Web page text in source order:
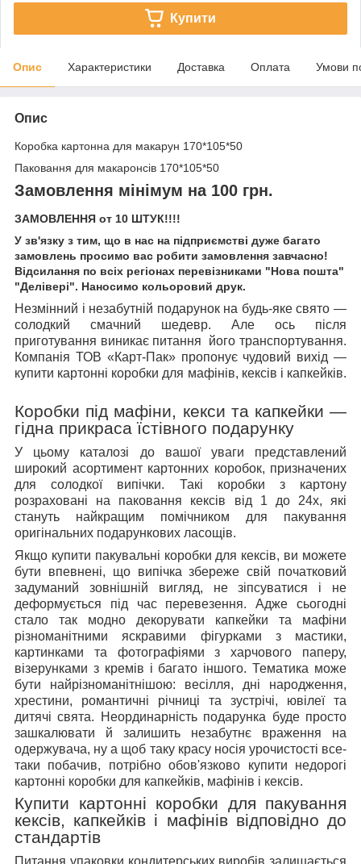
Купити
Опис Характеристики Доставка Оплата Умови
Опис
Коробка картонна для макарун 170*105*50
Паковання для макаронсів 170*105*50
Замовлення мінімум на 100 грн.
ЗАМОВЛЕННЯ от 10 ШТУК!!!!
У зв'язку з тим, що в нас на підприємстві дуже багато
замовлень просимо вас робити замовлення завчасно!
Відсилання по всіх регіонах перевізниками "Нова пошта"
"Делівері". Наносимо кольоровий друк.
Незмінний і незабутній подарунок на будь-яке свято —
солодкий смачний шедевр. Але ось після
приготування виникає питання його транспортування.
Компанія ТОВ «Карт-Пак» пропонує чудовий вихід —
купити картонні коробки для мафінів, кексів і капкейків.
Коробки під мафіни, кекси та капкейки —
гідна прикраса їстівного подарунку
У цьому каталозі до вашої уваги представлений
широкий асортимент картонних коробок, призначених
для солодкої випічки. Такі коробки з картону
розраховані на паковання кексів від 1 до 24х, які
стануть найкращим помічником для пакування
оригінальних подарункових ласощів.
Якщо купити пакувальні коробки для кексів, ви можете
бути впевнені, що випічка збереже свій початковий
задуманий зовнішній вигляд, не зіпсуватися і не
деформується під час перевезення. Адже сьогодні
стало так модно декорувати капкейки та мафіни
різноманітними яскравими фігурками з мастики,
картинками та фотографіями з харчового паперу,
візерунками з кремів і багато іншого. Тематика може
бути найрізноманітнішою: весілля, дні народження,
хрестини, романтичні річниці та зустрічі, ювілеї та
дитячі свята. Неординарність подарунка буде просто
зашкалювати й залишить незабутнє враження на
одержувача, ну а щоб таку красу носія урочистості все-
таки побачив, потрібно обов'язково купити недорогі
картонні коробки для капкейків, мафінів і кексів.
Купити картонні коробки для пакування
кексів, капкейків і мафінів відповідно до
стандартів